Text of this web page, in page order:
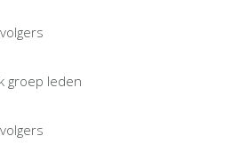
groep leden